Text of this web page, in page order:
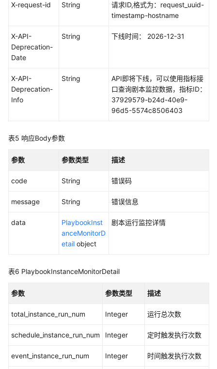
云
日
监
道
件
数
投
X-request-id String
请求ID,格式为：request_uuid-
timestamp-hostname
X-API-
Deprecation-
Date
String 下线时间： 2026-12-31
X-API-
Deprecation-
Info
String
API即将下线，可以使用指标接
口查询剧本监控数据，指标ID：
37929579-b24d-40e9-
96d5-5574c8506403
表5 响应Body参数
参数 参数类型 描述
code String 错误码
message String 错误信息
data
PlaybookInst
anceMonitorD
etail object
剧本运行监控详情
表6 PlaybookInstanceMonitorDetail
参数 参数类型 描述
total_instance_run_num Integer 运行总次数
schedule_instance_run_num Integer 定时触发执行次数
event_instance_run_num Integer 时间触发执行次数